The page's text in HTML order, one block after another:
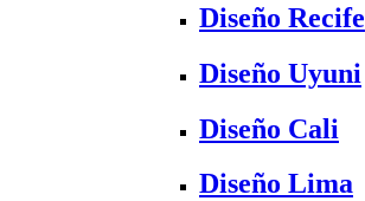
Diseño Recife
Diseño Uyuni
Diseño Cali
Diseño Lima